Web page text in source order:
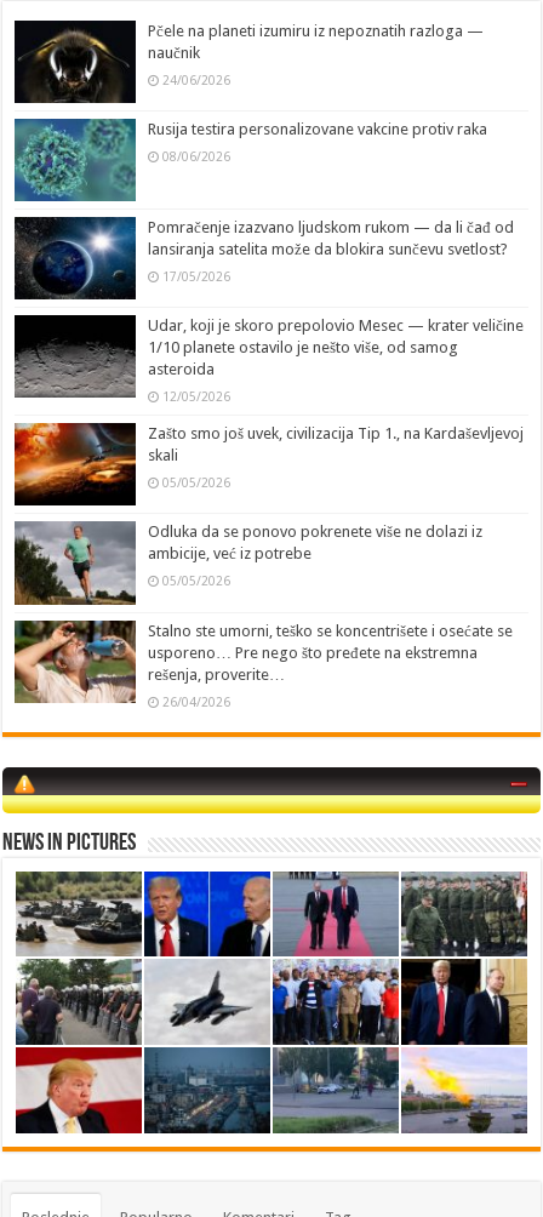
Pčele na planeti izumiru iz nepoznatih razloga —
naučnik
24/06/2026
Rusija testira personalizovane vakcine protiv raka
08/06/2026
Pomračenje izazvano ljudskom rukom — da li čađ od
lansiranja satelita može da blokira sunčevu svetlost?
17/05/2026
Udar, koji je skoro prepolovio Mesec — krater veličine
1/10 planete ostavilo je nešto više, od samog
asteroida
12/05/2026
Zašto smo još uvek, civilizacija Tip 1., na Kardaševljevoj
skali
05/05/2026
Odluka da se ponovo pokrenete više ne dolazi iz
ambicije, već iz potrebe
05/05/2026
Stalno ste umorni, teško se koncentrišete i osećate se
usporeno… Pre nego što pređete na ekstremna
rešenja, proverite…
26/04/2026
News in Pictures